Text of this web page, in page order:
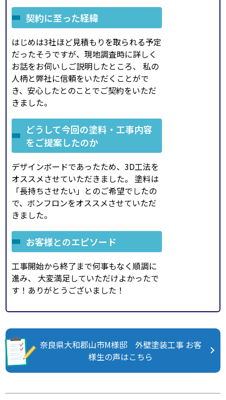
契約に至った経緯
はじめは3社ほど見積もりを取られる予定
だったそうですが、現地調査時に詳しく
お話をお伺いしご説明したところ、 私の
人柄と弊社に信頼をいただくことがで
き、安心したとのことでご契約をいただ
きました。
どうして今回の塗料・工事内容
をご提案したのか
デザインボードであったため、3D工法を
オススメさせていただきました。 塗料は
「長持ちさせたい」とのご希望でしたの
で、ボンフロンをオススメさせていただ
きました。
お客様とのエピソード
工事開始から終了まで何事もなく順調に
進み、 大変満足していただけよかったで
す！ありがとうございました！
奈良県大和郡山市M様邸 外壁塗装工事 お客
様生の声はこちら